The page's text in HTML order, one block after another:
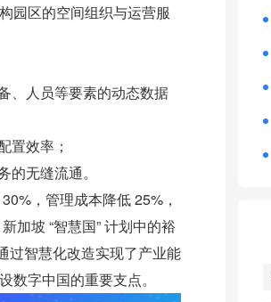
园区的空间组织与运营服
、人员等要素的动态数据
置效率；
的无缝流通。
，管理成本降低 25%，
加坡 “智慧国” 计划中的裕
过智慧化改造实现了产业能
字中国的重要支点。